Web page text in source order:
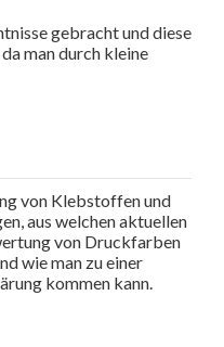
gebracht und diese
man durch kleine
von Klebstoffen und
aus welchen aktuellen
von Druckfarben
wie man zu einer
kommen kann.